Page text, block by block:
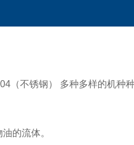
（不锈钢） 多种多样的机种
的流体。